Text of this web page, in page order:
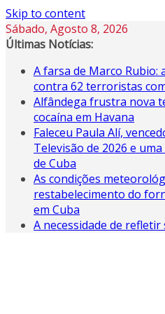
Skip to content
Sábado, Agosto 8, 2026
Últimas Notícias:
A farsa de Marco Rubio:
contra 62 terroristas
Alfândega frustra nova
cocaína em Havana
Faleceu Paula Alí,
Televisão de 2026 e
de Cuba
As condições
restabelecimento do
em Cuba
A necessidade de refletir